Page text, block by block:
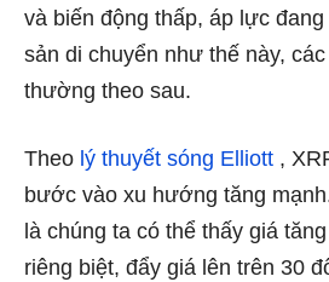
và biến động thấp, áp lực
sản di chuyển như thế này,
thường theo sau.
Theo lý thuyết sóng Elliott ,
bước vào xu hướng tăng
là chúng ta có thể thấy giá
riêng biệt, đẩy giá lên trên 30